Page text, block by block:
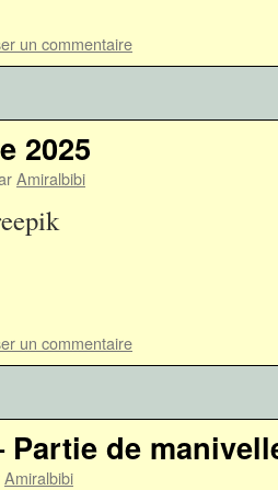
un commentaire
2025
Amiralbibi
un commentaire
de
Amiralbibi